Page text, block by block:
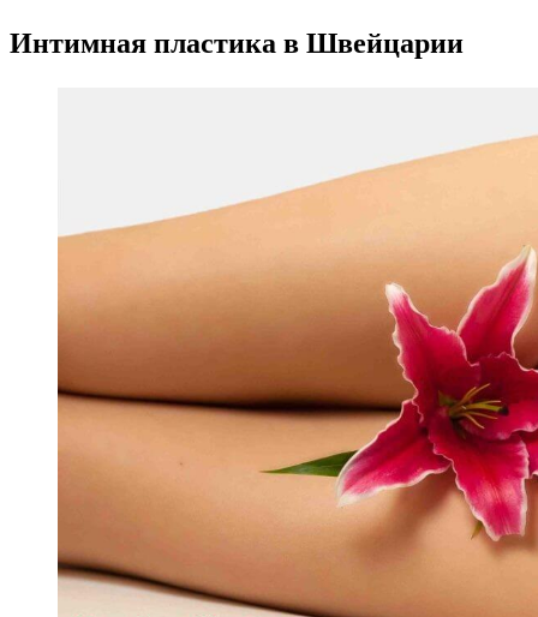
Интимная пластика в Швейцарии